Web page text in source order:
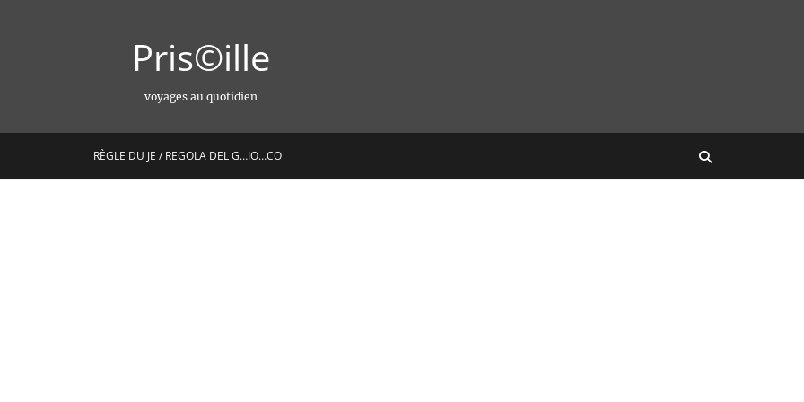
Pris©ille
voyages au quotidien
RÈGLE DU JE / REGOLA DEL G…IO…CO